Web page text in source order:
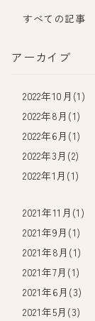
すべての記事
アーカイブ
2022年10月(1)
2022年8月(1)
2022年6月(1)
2022年3月(2)
2022年1月(1)
2021年11月(1)
2021年9月(1)
2021年8月(1)
2021年7月(1)
2021年6月(3)
2021年5月(3)